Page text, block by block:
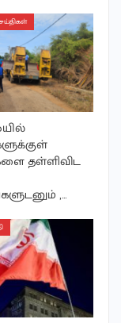
தள்ளிவிட
,…